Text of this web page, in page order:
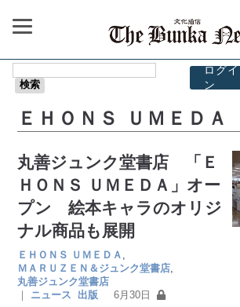
ログイ
ン
ＥＨＯＮＳ ＵＭＥＤＡ
丸善ジュンク堂書店 「Ｅ
ＨＯＮＳ ＵＭＥＤＡ」オー
プン 絵本キャラのオリジ
ナル商品も展開
ＥＨＯＮＳ ＵＭＥＤＡ
ＭＡＲＵＺＥＮ＆ジュンク堂書店
丸善ジュンク堂書店
｜
ニュース 出版 6月30日